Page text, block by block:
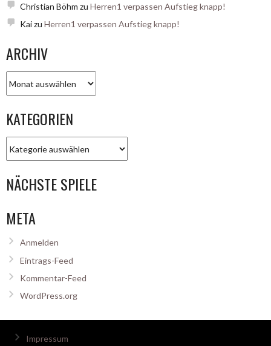
Christian Böhm zu Herren1 verpassen Aufstieg knapp!
Kaizu Herren1 verpassen Aufstieg knapp!
ARCHIV
KATEGORIEN
NÄCHSTE SPIELE
META
Anmelden
Eintrags-Feed
Kommentar-Feed
WordPress.org
Impressum